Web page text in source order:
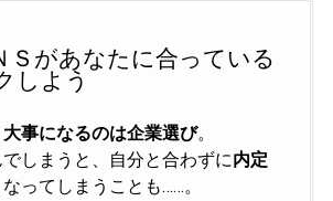
Ｓがあなたに合っている
しよう
大事になるのは企業選び。
しまうと、自分と合わずに内定
ってしまうことも……。